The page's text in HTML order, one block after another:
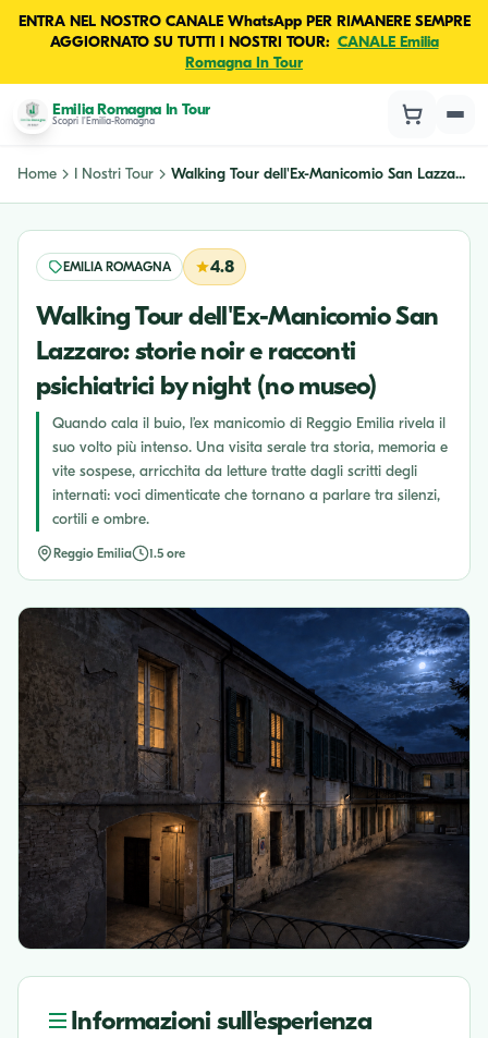
ENTRA NEL NOSTRO CANALE WhatsApp PER RIMANERE SEMPRE
AGGIORNATO SU TUTTI I NOSTRI TOUR: CANALE Emilia
Romagna In Tour
Emilia Romagna In Tour
Scopri l'Emilia-Romagna
Home I Nostri Tour Walking Tour dell'Ex-Manicomio San Lazza...
EMILIA ROMAGNA 4.8
Walking Tour dell'Ex-Manicomio San
Lazzaro: storie noir e racconti
psichiatrici by night (no museo)
Quando cala il buio, l’ex manicomio di Reggio Emilia rivela il
suo volto più intenso. Una visita serale tra storia, memoria e
vite sospese, arricchita da letture tratte dagli scritti degli
internati: voci dimenticate che tornano a parlare tra silenzi,
cortili e ombre.
Reggio Emilia 1.5 ore
Informazioni sull'esperienza